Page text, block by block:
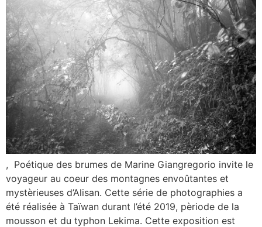
, Poétique des brumes de Marine Giangregorio invite le
voyageur au coeur des montagnes envoûtantes et
mystèrieuses d’Alisan. Cette série de photographies a
été réalisée à Taïwan durant l’été 2019, pèriode de la
mousson et du typhon Lekima. Cette exposition est